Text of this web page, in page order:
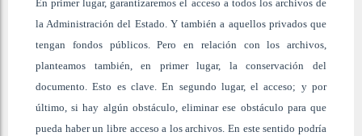
En primer lugar, garantizaremos el acceso a todos los archivos de
la Administración del Estado. Y también a aquellos privados que
tengan fondos públicos. Pero en relación con los archivos,
planteamos también, en primer lugar, la conservación del
documento. Esto es clave. En segundo lugar, el acceso; y por
último, si hay algún obstáculo, eliminar ese obstáculo para que
pueda haber un libre acceso a los archivos. En este sentido podría